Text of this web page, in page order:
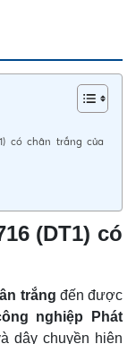
có chân trắng của
(DT1) có
trắng đến được
nghiệp Phát
dây chuyền hiện